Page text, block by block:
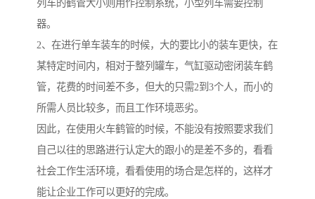
列车的鹤管大小则用作控制系统，小型列车需要控制
器。
2、在进行单车装车的时候，大的要比小的装车更快，在
某特定时间内，相对于整列罐车，气缸驱动密闭装车鹤
管，花费的时间差不多，但大的只需2到3个人，而小的
所需人员比较多，而且工作环境恶劣。
因此，在使用火车鹤管的时候，不能没有按照要求我们
自己以往的思路进行认定大的跟小的是差不多的，看看
社会工作生活环境，看看使用的场合是怎样的，这样才
能让企业工作可以更好的完成。